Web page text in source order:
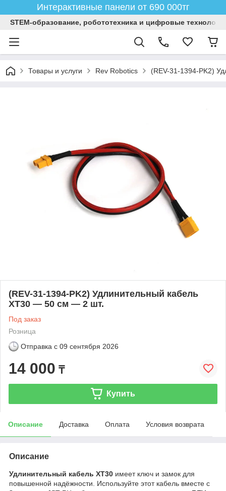
Интерактивные панели от 690 000тг
STEM-образование, робототехника и цифровые
Товары и услуги Rev Robotics (REV-31-1394-PK2)
(REV-31-1394-PK2) Удлинительный кабель
XT30 — 50 см — 2 шт.
Под заказ
Розница
Отправка с 09 сентября 2026
14 000 ₸
Купить
Описание Доставка Оплата Условия возврата
Описание
Удлинительный кабель XT30 имеет ключ и замок для
повышенной надёжности. Используйте этот кабель вместе с